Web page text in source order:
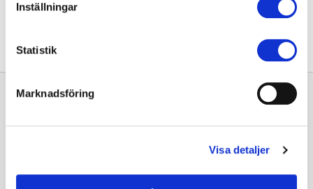
Inställningar
Statistik
Marknadsföring
Visa detaljer
Ge respons